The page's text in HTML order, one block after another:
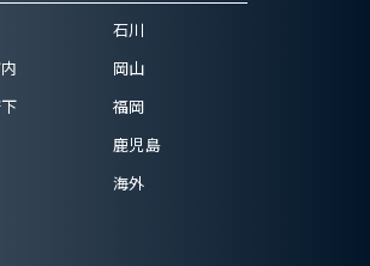
石川
岡山
福岡
鹿児島
海外